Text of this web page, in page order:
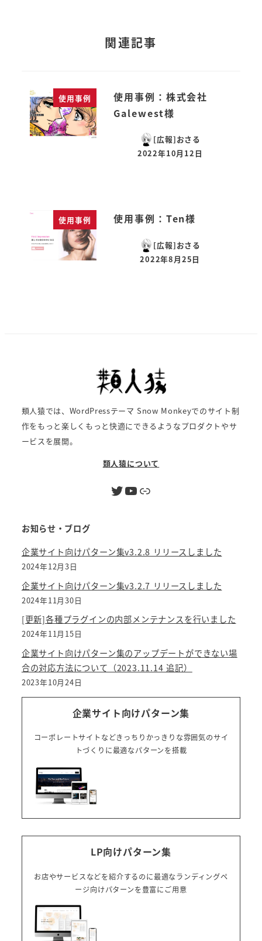
関連記事
使用事例
使用事例：株式会社
Galewest様
[広報]おさる
投稿日
2022年10月12日
使用事例 使用事例：Ten様
[広報]おさる
投稿日
2022年8月25日
類人猿では、WordPressテーマ Snow Monkeyでのサイト制
作をもっと楽しくもっと快適にできるようなプロダクトやサ
ービスを展開。
類人猿について
Twitter YouTube リンク
お知らせ・ブログ
企業サイト向けパターン集v3.2.8 リリースしました
2024年12月3日
企業サイト向けパターン集v3.2.7 リリースしました
2024年11月30日
[更新]各種プラグインの内部メンテナンスを行いました
2024年11月15日
企業サイト向けパターン集のアップデートができない場
合の対応方法について（2023.11.14 追記）
2023年10月24日
企業サイト向けパターン集
コーポレートサイトなどきっちりかっきりな雰囲気のサイ
トづくりに最適なパターンを搭載
LP向けパターン集
お店やサービスなどを紹介するのに最適なランディングペ
ージ向けパターンを豊富にご用意